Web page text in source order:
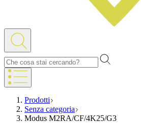
Prodotti
Senza categoria
Modus M2RA/CF/4K25/G3